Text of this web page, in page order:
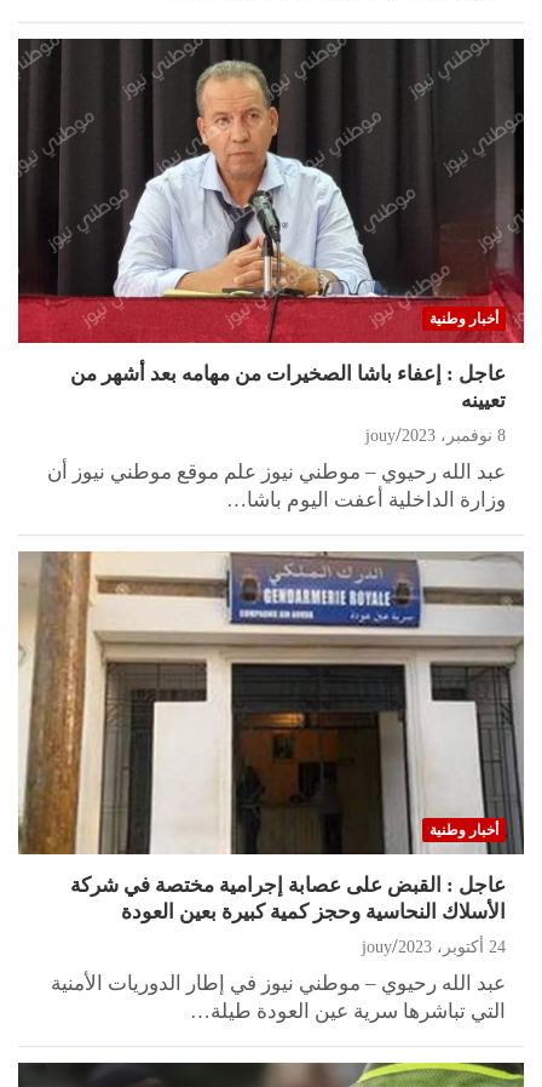
أخبار وطنية
عاجل : إعفاء باشا الصخيرات من مهامه بعد أشهر من
تعيينه
8 نوفمبر، 2023 jouy
عبد الله رحيوي – موطني نيوز علم موقع موطني نيوز أن
وزارة الداخلية أعفت اليوم باشا…
أخبار وطنية
عاجل : القبض على عصابة إجرامية مختصة في شركة
الأسلاك النحاسية وحجز كمية كبيرة بعين العودة
24 أكتوبر، 2023 jouy
عبد الله رحيوي – موطني نيوز في إطار الدوريات الأمنية
التي تباشرها سرية عين العودة طيلة…